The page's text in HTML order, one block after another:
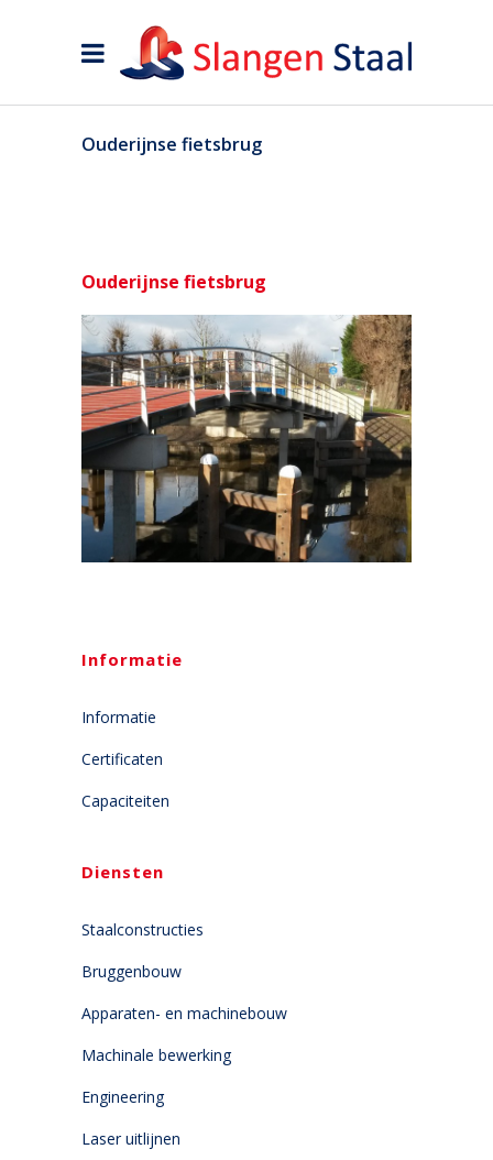
Ouderijnse fietsbrug
Ouderijnse fietsbrug
Informatie
Informatie
Certificaten
Capaciteiten
Diensten
Staalconstructies
Bruggenbouw
Apparaten- en machinebouw
Machinale bewerking
Engineering
Laser uitlijnen